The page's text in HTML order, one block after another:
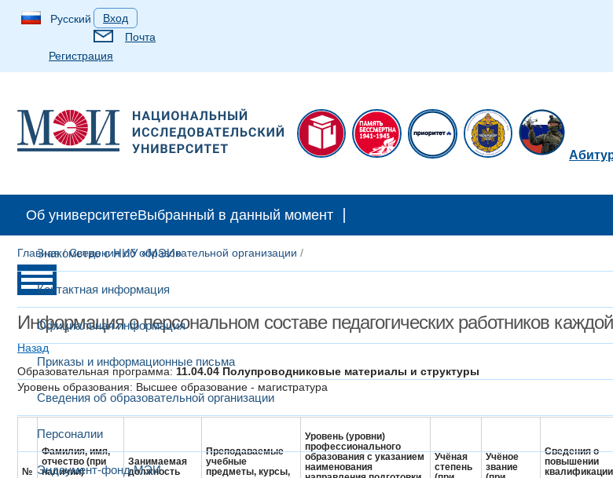
Русский
Вход
Почта
Регистрация
Об университетеВыбранный в данный момент
Знакомство с НИУ «МЭИ»
Контактная информация
Официальная информация
Приказы и информационные письма
Сведения об образовательной организации
Персоналии
Эндаумент-фонд МЭИ
Главная/Сведения об образовательной организации /
Информация о персональном составе педагогических работников
Назад
Образовательная программа: 11.04.04 Полупроводниковые материалы и структуры
Уровень образования: Высшее образование - магистратура
№
Фамилия, имя,
отчество (при
наличии)
Занимаемая
должность
Преподаваемые
учебные
предметы, курсы,
Уровень (уровни)
профессионального
образования с указанием
наименования
Учёная
степень
Учёное
звание
Сведения о
повышении
квалификации